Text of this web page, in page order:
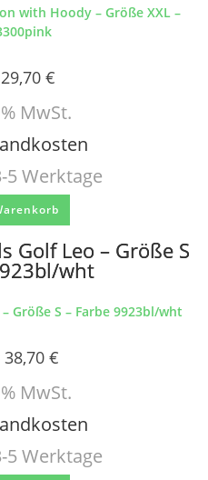
with Hoody – Größe XXL –
29,70 €
MwSt.
5 Werktage
Größe S – Farbe 9923bl/wht
38,70 €
MwSt.
5 Werktage